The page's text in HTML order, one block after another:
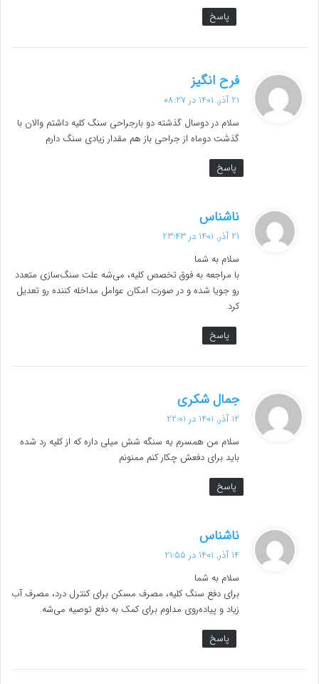
پاسخ
فرح انگیز
ت
:
21 آذر, 1401 در 08:27
سلام در دوسال گذشته دو بارجراحی سنگ کلیه داشتم والان با
گذشت دوماه از جراحی باز هم مقدار زیادی سنگ دارم
پاسخ
ناشناس
:
21 آذر, 1401 در 23:43
سلام به شما
با مراجعه به فوق تخصص کلیه، می‌شه علت سنگ‌سازی متعدد
ر‌و جویا شده و در صورت امکان عوامل مداخله کننده رو تعدیل
کرد.
پاسخ
جمال شکری
ف
:
12 آذر, 1401 در 22:01
سلام من همسرم یه سنگه شش میلی داره که از کلیه رد شده
باید برای دفعش چکار کنم ممنونم
پاسخ
ناشناس
:
14 آذر, 1401 در 21:55
سلام به شما
برای دفع سنگ کلیه، مصرف مسکن برای کنترل درد، مصرف آب
زیاد و پیاده‌روی مداوم برای کمک به دفع توصیه می‌شه.
پاسخ